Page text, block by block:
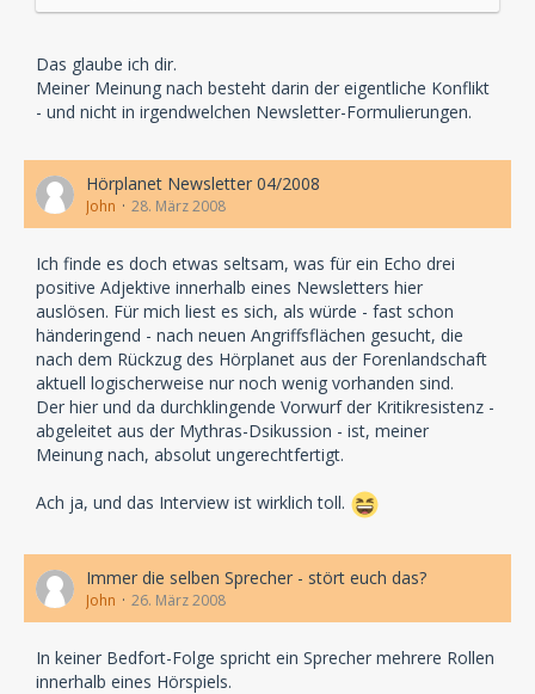
Das glaube ich dir.
Meiner Meinung nach besteht darin der eigentliche Konflikt
- und nicht in irgendwelchen Newsletter-Formulierungen.
Hörplanet Newsletter 04/2008
John 28. März 2008
Ich finde es doch etwas seltsam, was für ein Echo drei
positive Adjektive innerhalb eines Newsletters hier
auslösen. Für mich liest es sich, als würde - fast schon
händeringend - nach neuen Angriffsflächen gesucht, die
nach dem Rückzug des Hörplanet aus der Forenlandschaft
aktuell logischerweise nur noch wenig vorhanden sind.
Der hier und da durchklingende Vorwurf der Kritikresistenz -
abgeleitet aus der Mythras-Dsikussion - ist, meiner
Meinung nach, absolut ungerechtfertigt.
Ach ja, und das Interview ist wirklich toll.
Immer die selben Sprecher - stört euch das?
John 26. März 2008
In keiner Bedfort-Folge spricht ein Sprecher mehrere Rollen
innerhalb eines Hörspiels.